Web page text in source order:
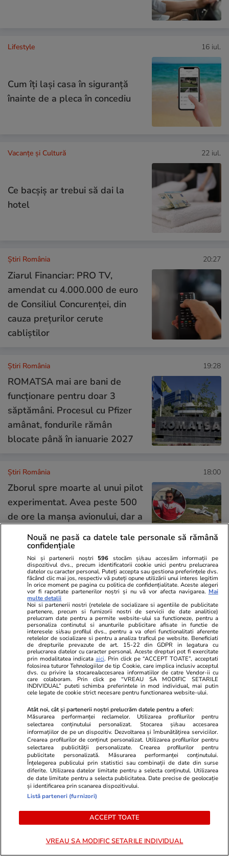
Lifestyle 16 iul.
Cum îţi laşi casa în siguranţă
înainte de a pleca în concediu
Vacanțe și Cultură 22 iul.
Ce bacşiş ar trebui să dai la
hotel
Știri România 20:27
Ziarul Financiar: PRO TV,
amendat cu 4.000.000 de euro
de Consiliul Concurenței, din
cauza prețurilor cerute
cabliștilor
Știri România 19:28
ROMATSA mai are bani de
funcționare pentru doar 3
săptămâni. Procesul cu Pfizer
amânat, fondurile rămân
blocate până în ianuarie 2027
Știri România 18:00
Zborul spre moarte al unui pilot
experimentat. Avea peste 500
de ore la manșa avionului, dar a
ignorat reguli elementare în
aviație
Știri România 17:22
Secetă istorică pe Dunăre,
aproape de nivelul din 1985:
atenție sporită pentru Reactorul
II de la Cernavodă, apa se va da
cu porția pentru irigații
09:22
„România are atâta noroc, încât
nu-i mai trebuie politicieni”
Crize de identitate și clarificări
doctrinare. Ce pare să anunțe
dezbaterea din PNL după
Nouă ne pasă ca datele tale personale să rămână
confidențiale
Noi și partenerii noștri 596 stocăm și/sau accesăm informații pe
dispozitivul dvs., precum identificatorii cookie unici pentru prelucrarea
datelor cu caracter personal. Puteți accepta sau gestiona preferințele dvs.
făcând clic mai jos, respectiv vă puteți opune utilizării unui interes legitim
în orice moment pe pagina cu politica de confidențialitate. Aceste alegeri
vor fi raportate partenerilor noștri și nu vă vor afecta navigarea. Mai
multe detalii
Noi si partenerii nostri (retelele de socializare si agentiile de publicitate
partenere, precum si furnizorii nostri de servicii de date analitice)
prelucram date pentru a permite website-ului sa functioneze, pentru a
personaliza continutul si anunturile publicitare afisate in functie de
interesele si/sau profilul dvs., pentru a va oferi functionalitati aferente
retelelor de socializare si pentru a analiza traficul pe website. Beneficiati
de drepturile prevazute de art. 15-22 din GDPR in legatura cu
prelucrarea datelor cu caracter personal. Aceste drepturi pot fi exercitate
prin modalitatea indicataaici. Prin click pe “ACCEPT TOATE”, acceptati
folosirea tuturor Tehnologiilor de tip Cookie, care implica inclusiv acceptul
dvs. cu privire la stocarea/accesarea informatiilor de catre Vendor-ii cu
care colaboram. Prin click pe “VREAU SA MODIFIC SETARILE
INDIVIDUAL” puteti schimba preferintele in mod individual, mai putin
cele legate de cookie strict necesare pentru functionarea website-ului.
Atât noi, cât și partenerii noștri prelucrăm datele pentru a oferi:
Măsurarea performanței reclamelor. Utilizarea profilurilor pentru
selectarea conținutului personalizat. Stocarea și/sau accesarea
informațiilor de pe un dispozitiv. Dezvoltarea și îmbunătățirea serviciilor.
Crearea profilurilor de conținut personalizat. Utilizarea profilurilor pentru
selectarea publicității personalizate. Crearea profilurilor pentru
publicitate personalizată. Măsurarea performanței conținutului.
Înțelegerea publicului prin statistici sau combinații de date din surse
diferite. Utilizarea datelor limitate pentru a selecta conținutul. Utilizarea
de date limitate pentru a selecta publicitatea. Date precise de geolocație
și identificarea prin scanarea dispozitivului.
Listă parteneri (furnizori)
ACCEPT TOATE
VREAU SA MODIFIC SETARILE INDIVIDUAL